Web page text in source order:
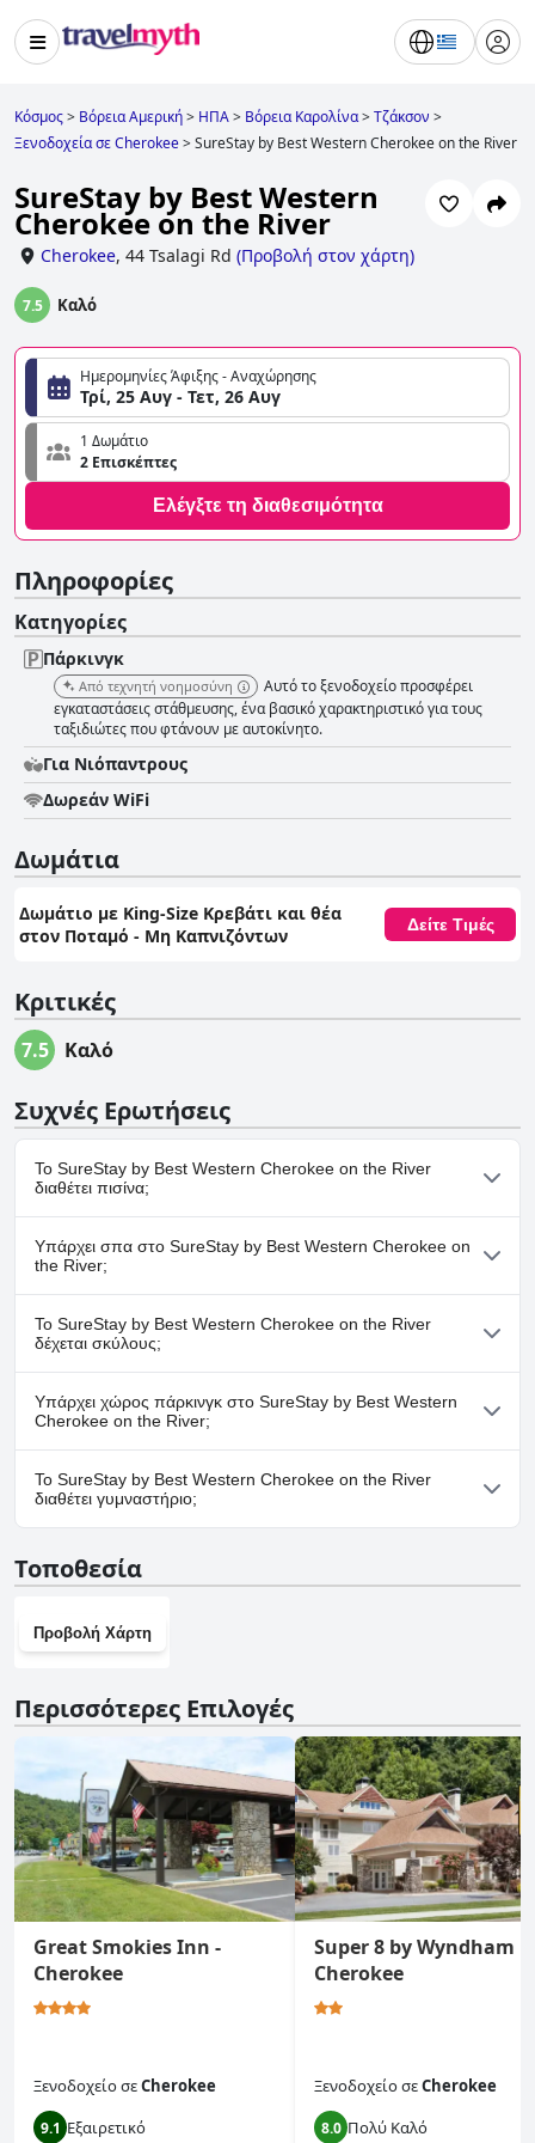
Κόσμος> Βόρεια Αμερική> ΗΠΑ> Βόρεια Καρολίνα>Τζάκσον >
Ξενοδοχεία σε Cherokee>SureStay by Best Western Cherokee on the River
SureStay by Best Western
Cherokee on the River
Cherokee, 44 Tsalagi Rd (Προβολή στον χάρτη)
7.5 Καλό
Ημερομηνίες Άφιξης - Αναχώρησης
Τρί, 25 Αυγ - Τετ, 26 Αυγ
1 Δωμάτιο
2 Επισκέπτες
Ελέγξτε τη διαθεσιμότητα
Πληροφορίες
Κατηγορίες
Πάρκινγκ
Από τεχνητή νοημοσύνη
Αυτό το ξενοδοχείο προσφέρει
εγκαταστάσεις στάθμευσης, ένα βασικό χαρακτηριστικό για τους
ταξιδιώτες που φτάνουν με αυτοκίνητο.
Για Νιόπαντρους
Δωρεάν WiFi
Δωμάτια
Δωμάτιο με King-Size Κρεβάτι και θέα
στον Ποταμό - Μη Καπνιζόντων
Δείτε Τιμές
Κριτικές
7.5 Καλό
Συχνές Ερωτήσεις
Το SureStay by Best Western Cherokee on the River
διαθέτει πισίνα;
Όχι, το SureStay by Best Western Cherokee on the River δεν
διαθέτει πισίνα.
Υπάρχει σπα στο SureStay by Best Western Cherokee on
the River;
Όχι, το SureStay by Best Western Cherokee on the River δεν
διαθέτει σπα.
Το SureStay by Best Western Cherokee on the River
δέχεται σκύλους;
Όχι, το SureStay by Best Western Cherokee on the River δεν
δέχεται σκύλους.
Υπάρχει χώρος πάρκινγκ στο SureStay by Best Western
Cherokee on the River;
Ναι, υπάρχουν εγκαταστάσεις πάρκινγκ στο SureStay by Best
Western Cherokee on the River.
Το SureStay by Best Western Cherokee on the River
διαθέτει γυμναστήριο;
διαθέτει γυμναστήριο.
Τοποθεσία
Προβολή Χάρτη
Περισσότερες Επιλογές
Great Smokies Inn -
Cherokee
ΞενοδοχείοσεCherokee
9.1 Εξαιρετικό
Super 8 by Wyndham
Cherokee
ΞενοδοχείοσεCherokee
8.0 Πολύ Καλό